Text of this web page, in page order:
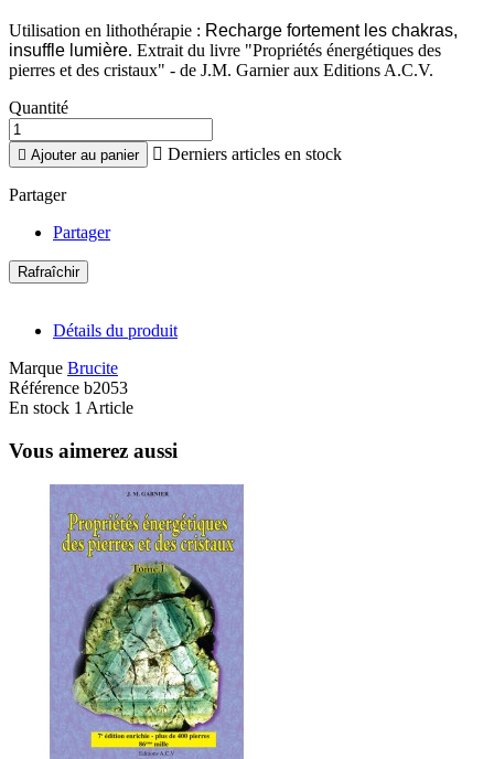
Utilisation en lithothérapie : Recharge fortement les chakras,
insuffle lumière. Extrait du livre "Propriétés énergétiques des
pierres et des cristaux" - de J.M. Garnier aux Editions A.C.V.
Quantité
 Ajouter au panier  Derniers articles en stock
Partager
Partager
Détails du produit
Marque Brucite
Référence b2053
En stock 1 Article
Vous aimerez aussi